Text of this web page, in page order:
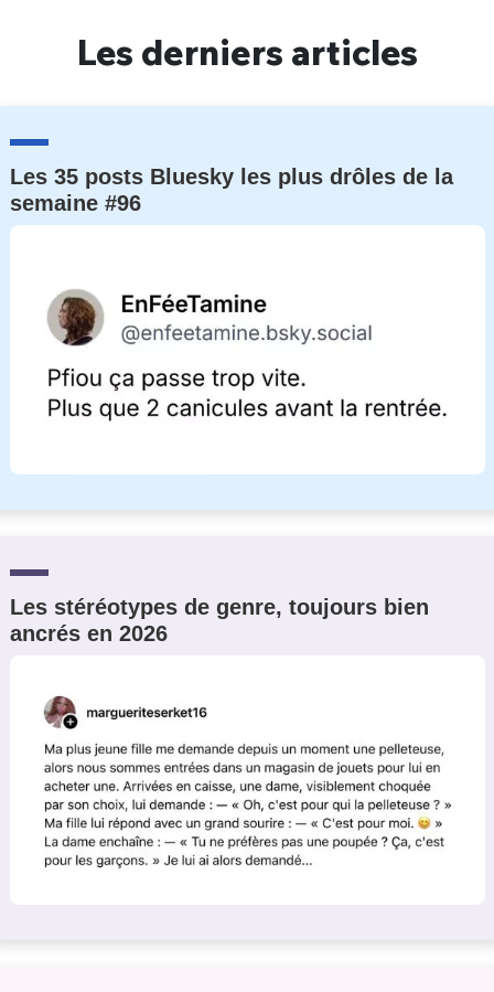
Les derniers articles
Les 35 posts Bluesky les plus drôles de la
semaine #96
Les stéréotypes de genre, toujours bien
ancrés en 2026
Un Thread